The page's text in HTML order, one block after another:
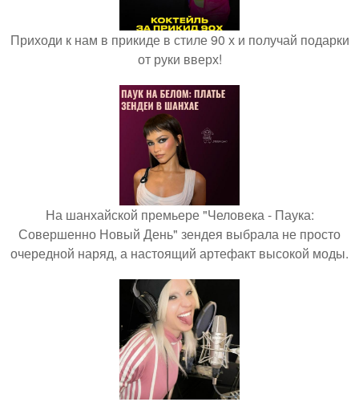
Приходи к нам в прикиде в стиле 90 х и получай подарки
от руки вверх!
На шанхайской премьере "Человека - Паука:
Совершенно Новый День" зендея выбрала не просто
очередной наряд, а настоящий артефакт высокой моды.